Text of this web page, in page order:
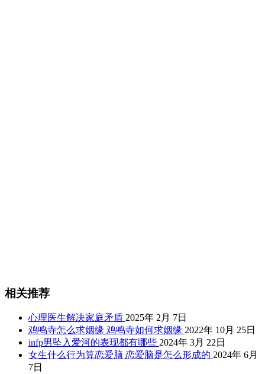
相关推荐
心理医生解决家庭矛盾 2025年 2月 7日
鸡鸣寺怎么求姻缘 鸡鸣寺如何求姻缘 2022年 10月 25日
infp男坠入爱河的表现都有哪些 2024年 3月 22日
女生什么行为算恋爱脑 恋爱脑是怎么形成的 2024年 6月
7日